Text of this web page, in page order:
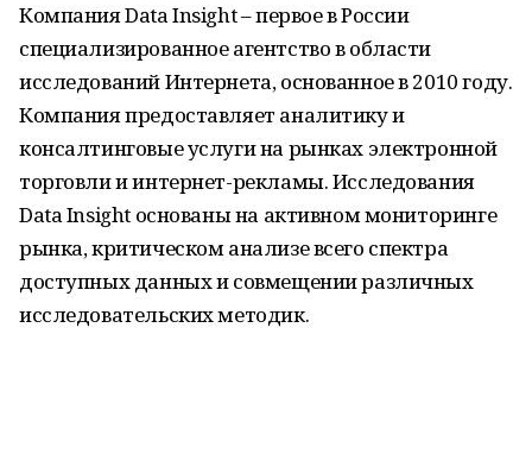
Компания Data Insight – первое в России
специализированное агентство в области
исследований Интернета, основанное в 2010 году.
Компания предоставляет аналитику и
консалтинговые услуги на рынках электронной
торговли и интернет-рекламы. Исследования
Data Insight основаны на активном мониторинге
рынка, критическом анализе всего спектра
доступных данных и совмещении различных
исследовательских методик.